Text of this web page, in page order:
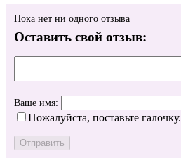
Пока нет ни одного отзыва
Оставить свой отзыв:
Ваше имя:
Пожалуйста, поставьте галочку.